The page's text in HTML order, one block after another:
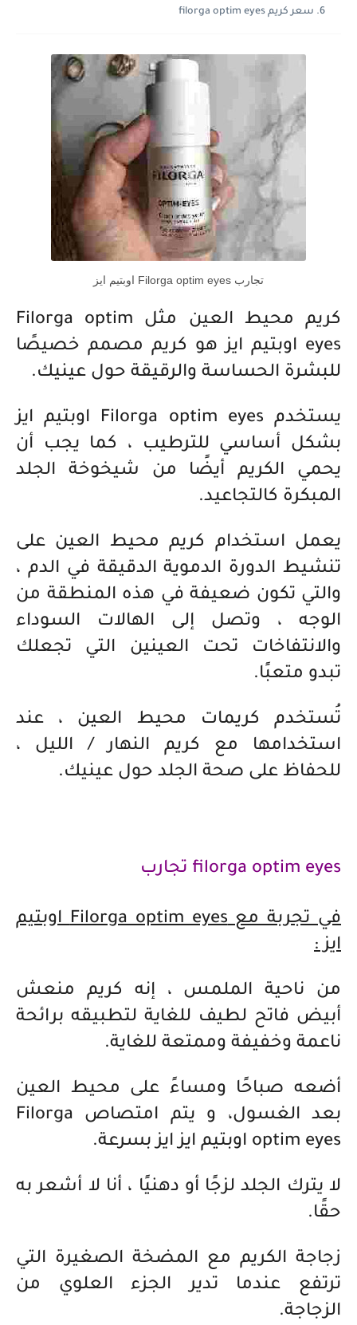
سعر كريم filorga optim eyes
تجارب Filorga optim eyes اوبتيم ايز
كريم محيط العين مثل Filorga optim
eyes اوبتيم ايز هو كريم مصمم خصيصًا
للبشرة الحساسة والرقيقة حول عينيك.
يستخدم Filorga optim eyes اوبتيم ايز
بشكل أساسي للترطيب ، كما يجب أن
يحمي الكريم أيضًا من شيخوخة الجلد
المبكرة كالتجاعيد.
يعمل استخدام كريم محيط العين على
تنشيط الدورة الدموية الدقيقة في الدم ،
والتي تكون ضعيفة في هذه المنطقة من
الوجه ، وتصل إلى الهالات السوداء
والانتفاخات تحت العينين التي تجعلك
تبدو متعبًا.
تُستخدم كريمات محيط العين ، عند
استخدامها مع كريم النهار / الليل ،
للحفاظ على صحة الجلد حول عينيك.
filorga optim eyes تجارب
في تجربة مع
Filorga optim eyes اوبتيم
ايز :
من ناحية الملمس ، إنه كريم منعش
أبيض فاتح لطيف للغاية لتطبيقه برائحة
ناعمة وخفيفة وممتعة للغاية.
أضعه صباحًا ومساءً على محيط العين
بعد الغسول، و يتم امتصاص Filorga
optim eyes اوبتيم ايز ايز بسرعة.
لا يترك الجلد لزجًا أو دهنيًا ، أنا لا أشعر به
حقًا.
زجاجة الكريم مع المضخة الصغيرة التي
ترتفع عندما تدير الجزء العلوي من
الزجاجة.